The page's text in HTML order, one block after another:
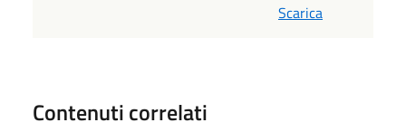
Scarica
Contenuti correlati